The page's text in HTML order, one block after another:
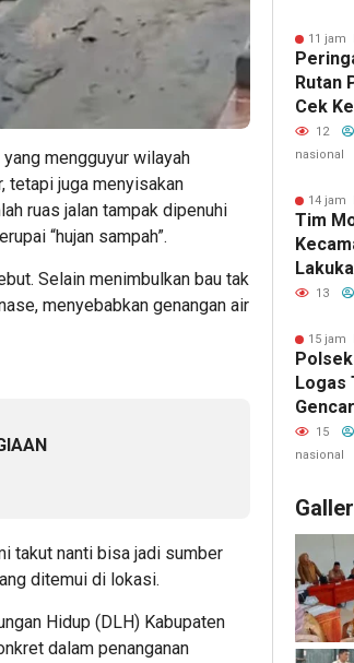
mengguyur wilayah
tetapi juga menyisakan
ruas jalan tampak dipenuhi
“hujan sampah”.
Selain menimbulkan bau tak
menyebabkan genangan air
takut nanti bisa jadi sumber
ditemui di lokasi.
Hidup (DLH) Kabupaten
dalam penanganan
11 jam
Rutan
Cek
Dan
12
nasional
14 jam
Tim
13
15 jam
Logas
15
nasional